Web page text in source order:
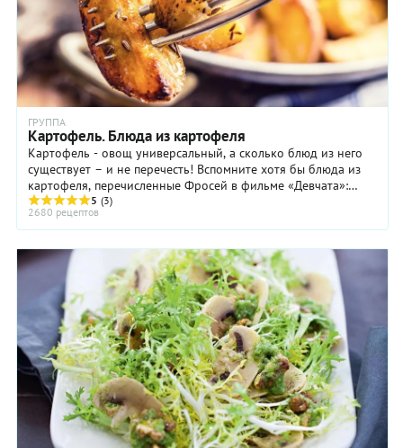
ГРУППА
Картофель. Блюда из картофеля
Картофель - овощ универсальный, а сколько блюд из него
существует – и не перечесть! Вспомните хотя бы блюда из
картофеля, перечисленные Фросей в фильме «Девчата»:
картошка жареная, отварная, пюре, ...
5 (3)
2680 рецептов